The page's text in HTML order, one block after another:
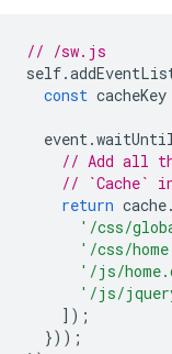
// /sw.js
self.
const cacheKey
event.
// Add all
// `Cache`
return cache.
'/css/
'/css/
'/js/
'/js/
]);
}));